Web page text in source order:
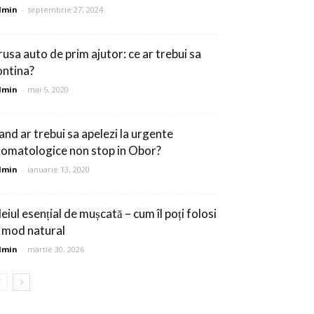
- septembrie 27, 2024
auto de prim ajutor: ce ar trebui sa
- mai 5, 2020
ar trebui sa apelezi la urgente
non stop in Obor?
- ianuarie 13, 2020
esențial de mușcată – cum îl poți folosi
mod natural
- martie 30, 2026